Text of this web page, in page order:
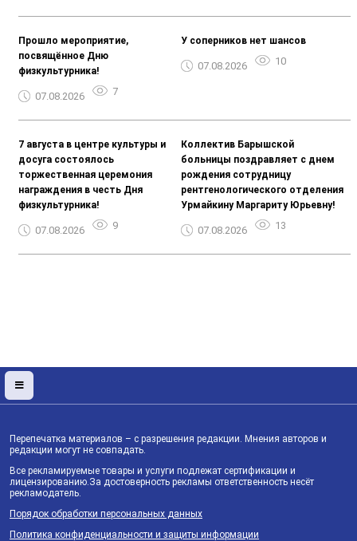
Прошло мероприятие,
посвящённое Дню
физкультурника!
07.08.2026 7
У соперников нет шансов
07.08.2026 10
7 августа в центре культуры и
досуга состоялось
торжественная церемония
награждения в честь Дня
физкультурника!
07.08.2026 9
Коллектив Барышской
больницы поздравляет с днем
рождения сотрудницу
рентгенологического отделения
Урмайкину Маргариту Юрьевну!
07.08.2026 13
Перепечатка материалов – с разрешения редакции. Мнения авторов и
редакции могут не совпадать.
Все рекламируемые товары и услуги подлежат сертификации и
лицензированию.За достоверность рекламы ответственность несёт
рекламодатель.
Порядок обработки персональных данных
Политика конфиденциальности и защиты информации